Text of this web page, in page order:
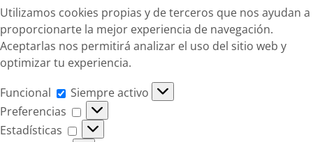
Utilizamos cookies propias y de terceros que nos ayudan a
proporcionarte la mejor experiencia de navegación.
Aceptarlas nos permitirá analizar el uso del sitio web y
optimizar tu experiencia.
Funcional
Funcional
Siempre activo
Preferencias
Preferencias
Estadísticas
Estadísticas